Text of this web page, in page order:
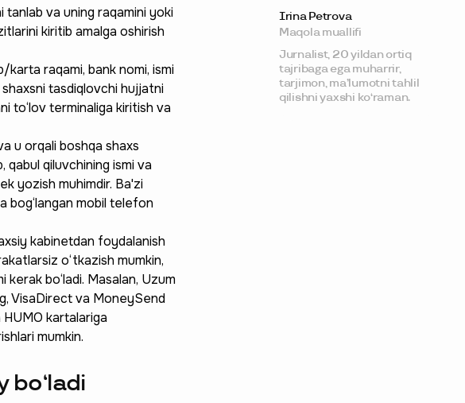
tanlab va uning raqamini yoki
kiritib amalga oshirish
karta raqami, bank nomi, ismi
tasdiqlovchi hujjatni
to‘lov terminaliga kiritish va
u orqali boshqa shaxs
qabul qiluvchining ismi va
yozish muhimdir. Ba'zi
bog‘langan mobil telefon
kabinetdan foydalanish
o‘tkazish mumkin,
bo‘ladi. Masalan, Uzum
VisaDirect va MoneySend
kartalariga
mumkin.
bo‘ladi
Xulosa
Irina Petrova
Maqola muallifi
Jurnalist, 20 yildan ortiq
tajribaga ega muharrir,
tarjimon, ma’lumotni tahlil
qilishni yaxshi ko‘raman.